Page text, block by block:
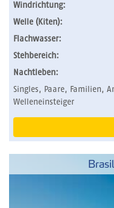
Windrichtung:
Welle (Kiten):
Flachwasser:
Stehbereich:
Nachtleben:
Singles, Paare, Familien,
Welleneinsteiger